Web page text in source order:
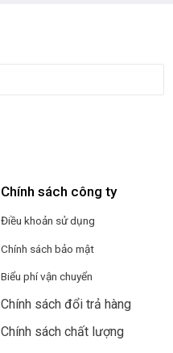
Chính sách công ty
Điều khoản sử dụng
Chính sách bảo mật
Biểu phí vận chuyển
Chính sách đổi trả hàng
Chính sách chất lượng